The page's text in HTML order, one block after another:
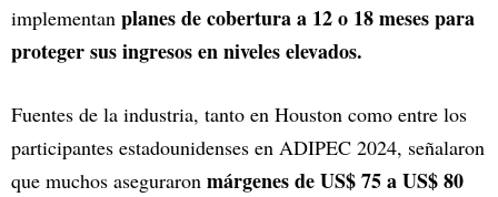
implementan planes de cobertura a 12 o 18 meses para
proteger sus ingresos en niveles elevados.
Fuentes de la industria, tanto en Houston como entre los
participantes estadounidenses en ADIPEC 2024, señalaron
que muchos aseguraron márgenes de US$ 75 a US$ 80